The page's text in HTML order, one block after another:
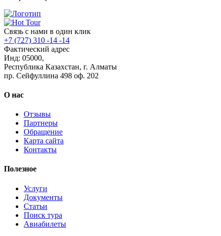
Связь с нами в один клик
+7 (727) 310 -14 -14
Фактический адрес
Инд: 05000,
Республика Казахстан, г. Алматы
пр. Сейфуллина 498 оф. 202
О нас
Отзывы
Партнеры
Обращение
Карта сайта
Контакты
Полезное
Услуги
Документы
Статьи
Поиск тура
Авиабилеты